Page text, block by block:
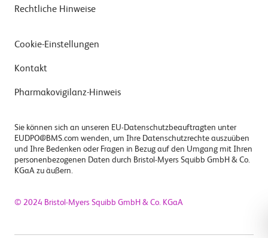
Rechtliche Hinweise
Cookie-Einstellungen
Kontakt
Pharmakovigilanz-Hinweis
Sie können sich an unseren EU-Datenschutzbeauftragten unter
EUDPO@BMS.com wenden, um Ihre Datenschutzrechte auszuüben
und Ihre Bedenken oder Fragen in Bezug auf den Umgang mit Ihren
personenbezogenen Daten durch Bristol-Myers Squibb GmbH & Co.
KGaA zu äußern.
© 2024 Bristol-Myers Squibb GmbH & Co. KGaA